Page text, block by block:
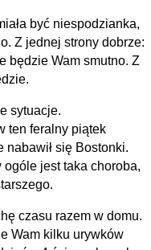
być niespodzianka,
Z jednej strony dobrze:
będzie Wam smutno. Z
sytuacje.
ten feralny piątek
nabawił się Bostonki.
ogóle jest taka choroba,
czasu razem w domu.
Wam kilku urywków